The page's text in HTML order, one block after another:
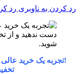
رد کردن به ناوبری رد
!تجربه یک خرید